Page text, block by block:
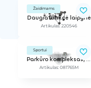
Žaidimams
Daugiafunkcė laipynė
Artikulas: 220546
Sportui
Parkūro kompleksas, 145 m2
Artikulas: 081765M